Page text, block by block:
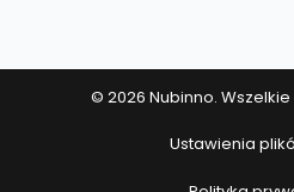
© 2026 Nubinno.
Ustawienia